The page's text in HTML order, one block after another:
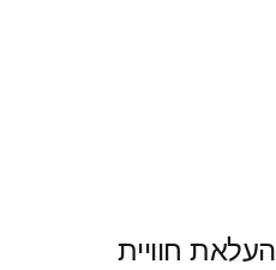
העלאת חוויית